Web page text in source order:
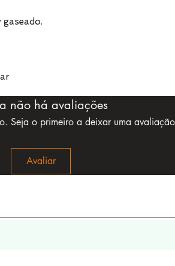
não há avaliações
Seja o primeiro a deixar uma
Avaliar